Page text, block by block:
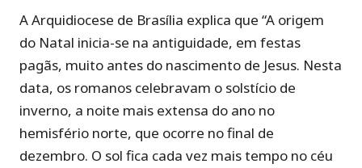
A Arquidiocese de Brasília explica que “A origem
do Natal inicia-se na antiguidade, em festas
pagãs, muito antes do nascimento de Jesus. Nesta
data, os romanos celebravam o solstício de
inverno, a noite mais extensa do ano no
hemisfério norte, que ocorre no final de
dezembro. O sol fica cada vez mais tempo no céu